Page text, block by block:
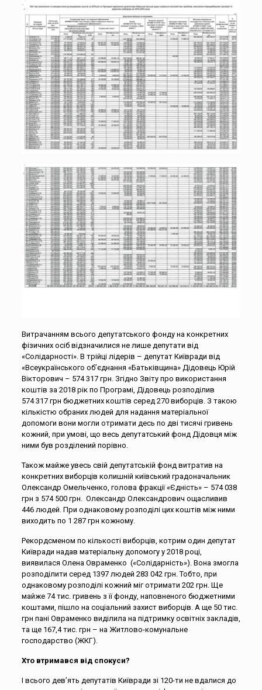
Витрачанням всього депутатського фонду на конкретних
фізичних осіб відзначилися не лише депутати від
«Солідарності». В трійці лідерів – депутат Київради від
«Всеукраїнського об’єднання «Батьківщина» Дідовець Юрій
Вікторович – 574 317 грн. Згідно Звіту про використання
коштів за 2018 рік по Програмі, Дідовець розподілив
574 317 грн бюджетних коштів серед 270 виборців. З такою
кількістю обраних людей для надання матеріальної
допомоги вони могли отримати десь по дві тисячі гривень
кожний, при умові, що весь депутатський фонд Дідовця між
ними був розділений порівно.
Також майже увесь свій депутатській фонд витратив на
конкретних виборців колишній київський градоначальник
Олександр Омельченко, голова фракції «Єдність» – 574 038
грн з 574 500 грн. Олександр Олександрович ощасливив
446 людей. При однаковому розподілі цих коштів між ними
виходить по 1 287 грн кожному.
Рекордсменом по кількості виборців, котрим один депутат
Київради надав матеріальну допомогу у 2018 році,
виявилася Олена Овраменко («Солідарність»). Вона змогла
розподілити серед 1397 людей 283 042 грн. Тобто, при
однаковому розподілі кожний міг отримати 202 грн. Ще
майже 74 тис. гривень з її фонду, наповненого бюджетними
коштами, пішло на соціальний захист виборців. А ще 50 тис.
грн пані Овраменко виділила на підтримку освітніх закладів,
та ще 167,4 тис. грн – на Житлово-комунальне
господарство (ЖКГ).
Хто втримався від спокуси?
І всього дев’ять депутатів Київради зі 120-ти не вдалися до